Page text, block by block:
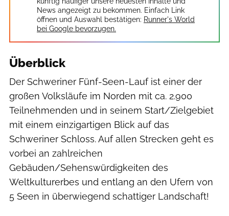
News angezeigt zu bekommen. Einfach Link
öffnen und Auswahl bestätigen: Runner's World
bei Google bevorzugen.
Überblick
Der Schweriner Fünf-Seen-Lauf ist einer der
großen Volksläufe im Norden mit ca. 2.900
Teilnehmenden und in seinem Start/Zielgebiet
mit einem einzigartigen Blick auf das
Schweriner Schloss. Auf allen Strecken geht es
vorbei an zahlreichen
Gebäuden/Sehenswürdigkeiten des
Weltkulturerbes und entlang an den Ufern von
5 Seen in überwiegend schattiger Landschaft!